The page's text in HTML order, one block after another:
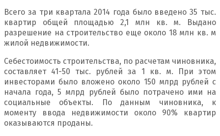
Всего за три квартала 2014 года было введено 35 тыс.
квартир общей площадью 2,1 млн кв. м. Выдано
разрешение на строительство еще около 18 млн кв. м
жилой недвижимости.
Себестоимость строительства, по расчетам чиновника,
составляет 41-50 тыс. рублей за 1 кв. м. При этом
инвесторами было вложено около 150 млрд рублей с
начала года, 5 млрд рублей было потрачено ими на
социальные объекты. По данным чиновника, к
моменту ввода недвижимости около 90% квартир
оказываются проданы.